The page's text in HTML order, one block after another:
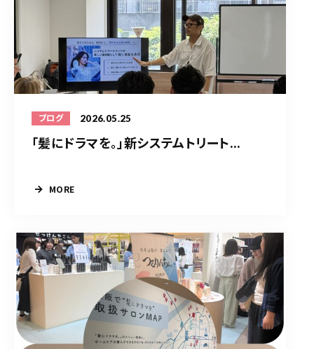
ブログ 2026.05.25
「髪にドラマを。」新システムトリート...
MORE